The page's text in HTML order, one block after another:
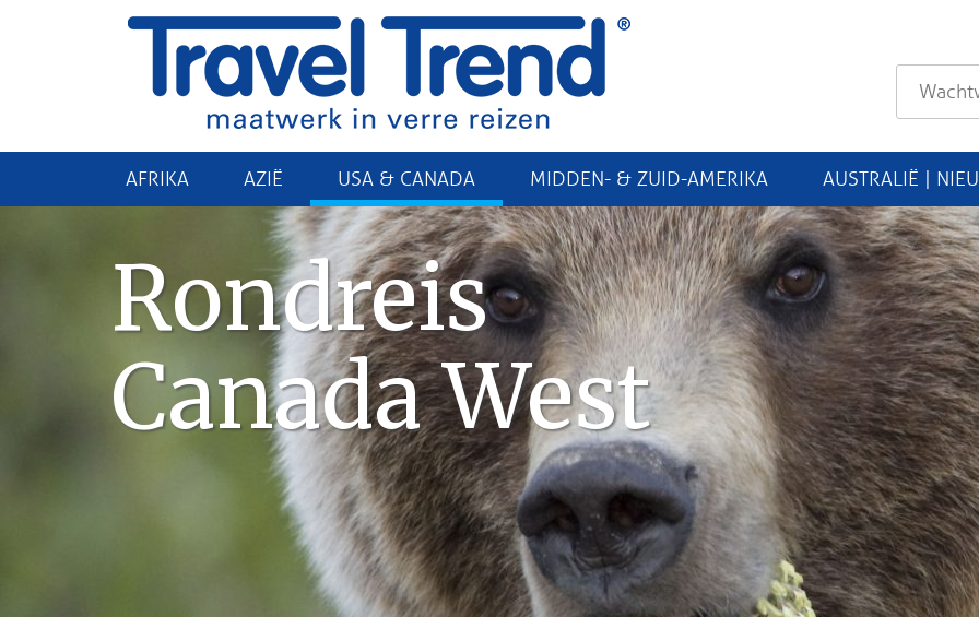
AFRIKA AZIË USA & CANADA MIDDEN- & ZUID-AMERIKA AUSTRALIË |
Rondreis
Canada West